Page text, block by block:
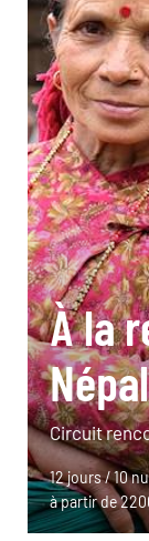
À la
Népal
Circuit
12 jours / 10
à partir de